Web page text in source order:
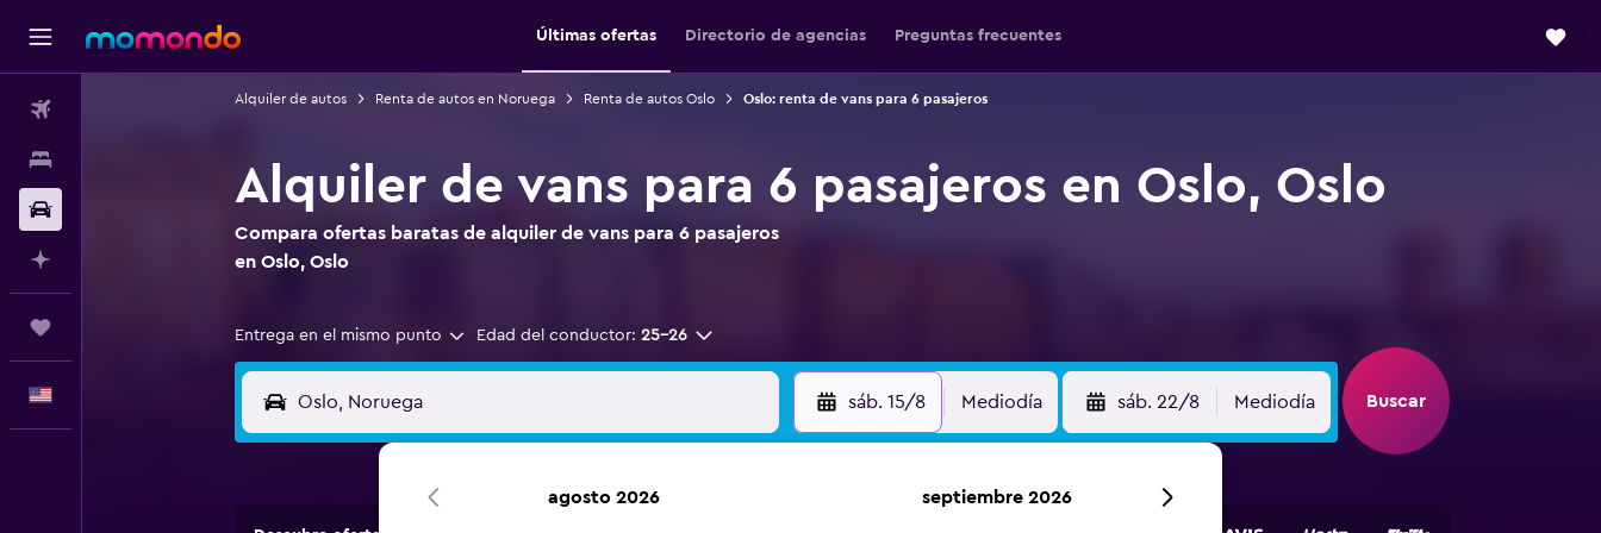
Últimas ofertas Directorio de agencias Preguntas frecuentes
Alquiler de autos Renta de autos en Noruega Renta de autos Oslo Oslo: renta de vans para 6 pasajeros
Alquiler de vans para 6 pasajeros en Oslo, Oslo
Compara ofertas baratas de alquiler de vans para 6 pasajeros
en Oslo, Oslo
Entrega en el mismo punto Edad del conductor: 25-26
sáb. 15/8 Mediodía sáb. 22/8 Mediodía Buscar
agosto 2026 septiembre 2026